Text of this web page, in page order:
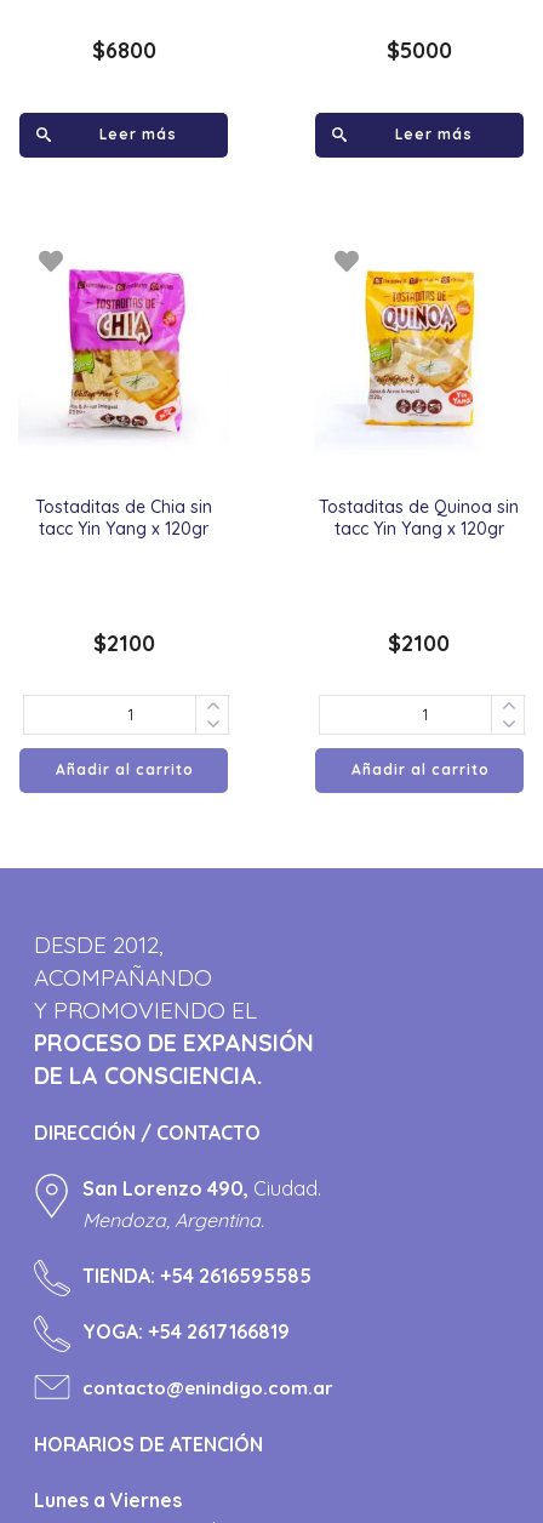
$6800
Leer más
$5000
Leer más
Tostaditas de Chia sin
tacc Yin Yang x 120gr
$2100
Añadir al carrito
Tostaditas de Quinoa sin
tacc Yin Yang x 120gr
$2100
Añadir al carrito
DESDE 2012,
ACOMPAÑANDO
Y PROMOVIENDO EL
PROCESO DE EXPANSIÓN
DE LA CONSCIENCIA.
DIRECCIÓN / CONTACTO
San Lorenzo 490, Ciudad.
Mendoza, Argentina.
TIENDA:+54 2616595585
YOGA:+54 2617166819
contacto@enindigo.com.ar
HORARIOS DE ATENCIÓN
Lunes a Viernes